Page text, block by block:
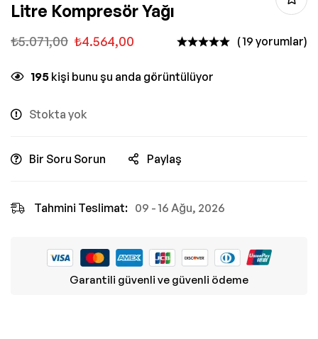
Litre Kompresör Yağı
₺5.071,00 ₺4.564,00 ( 19 yorumlar)
195 kişi bunu şu anda görüntülüyor
Stokta yok
Bir Soru Sorun Paylaş
Tahmini Teslimat: 09 - 16 Ağu, 2026
Garantili güvenli ve güvenli ödeme